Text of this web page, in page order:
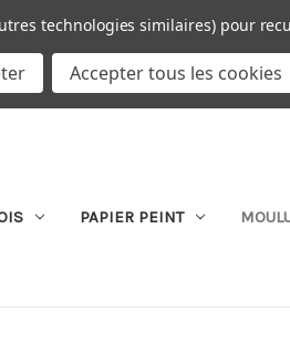
PAPIER PEINT
technologies similaires) pour
Accepter tous les cookies